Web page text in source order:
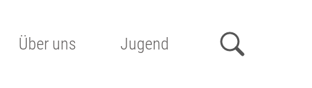
Über uns Jugend